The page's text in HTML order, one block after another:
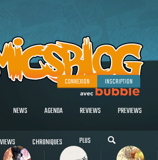
CONNEXION INSCRIPTION
NEWS AGENDA REVIEWS PREVIEWS
CHRONIQUES PLUS